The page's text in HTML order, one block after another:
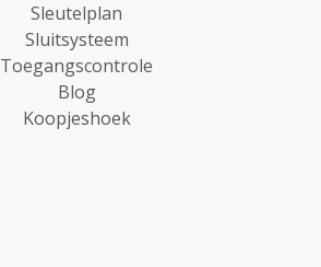
Sleutelplan
Sluitsysteem
Toegangscontrole
Blog
Koopjeshoek